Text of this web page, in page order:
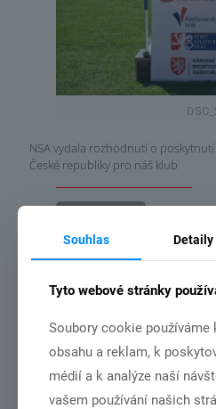
NSA vydala rozhodnutí o
České republiky pro náš klub
3.7.2026
Souhlas Detaily
Tyto webové stránky
Soubory cookie používáme
obsahu a reklam, k
médií a k analýze naší
vašem používání našich